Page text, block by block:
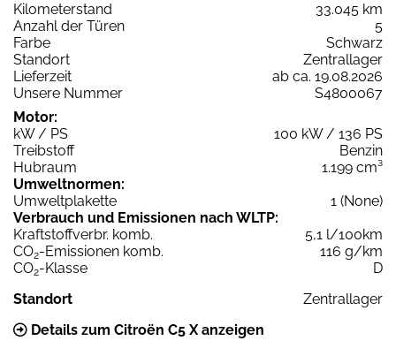
Kilometerstand
33.045 km
Anzahl der Türen
5
Farbe
Schwarz
Standort
Zentrallager
Lieferzeit
ab ca. 19.08.2026
Unsere Nummer
S4800067
Motor:
kW / PS
100 kW / 136 PS
Treibstoff
Benzin
Hubraum
1.199 cm³
Umweltnormen:
Umweltplakette
1 (None)
Verbrauch und Emissionen nach WLTP:
Kraftstoffverbr. komb.
5,1 l/100km
CO2-Emissionen komb.
116 g/km
CO2-Klasse
D
Standort
Zentrallager
Details zum Citroën C5 X anzeigen